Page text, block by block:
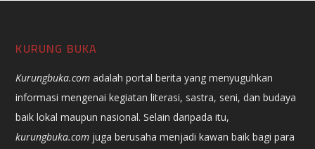
KURUNG BUKA
Kurungbuka.com adalah portal berita yang menyuguhkan
informasi mengenai kegiatan literasi, sastra, seni, dan budaya
baik lokal maupun nasional. Selain daripada itu,
kurungbuka.com juga berusaha menjadi kawan baik bagi para